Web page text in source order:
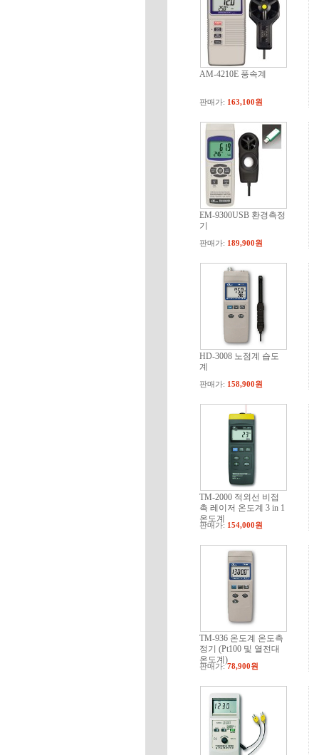
AM-4210E 풍속계
판매가: 163,100원
EM-9300USB 환경측정
기
판매가: 189,900원
HD-3008 노점계 습도
계
판매가: 158,900원
TM-2000 적외선 비접
촉 레이저 온도계 3 in 1
온도계
판매가: 154,000원
TM-936 온도계 온도측
정기 (Pt100 및 열전대
온도계)
판매가:78,900원